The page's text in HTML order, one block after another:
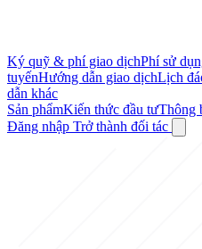
Ký quỹ & phí giao dịchPhí sử
tuyếnHướng dẫn giao dịchLịch
dẫn khác
Sản phẩmKiến thức đầu tưThông
Đăng nhập Trở thành đối tác